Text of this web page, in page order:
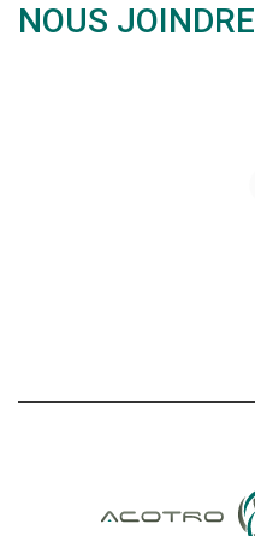
NOUS JOINDRE